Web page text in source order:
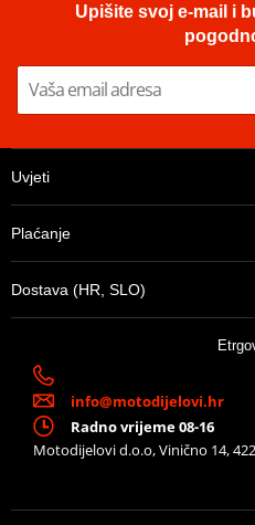
Upišite svoj e-mail i
Uvjeti
Plaćanje
Dostava (HR, SLO)
info@motodijelovi.hr
Radno vrijeme 08-16
Motodijelovi d.o.o, Vinično 14,